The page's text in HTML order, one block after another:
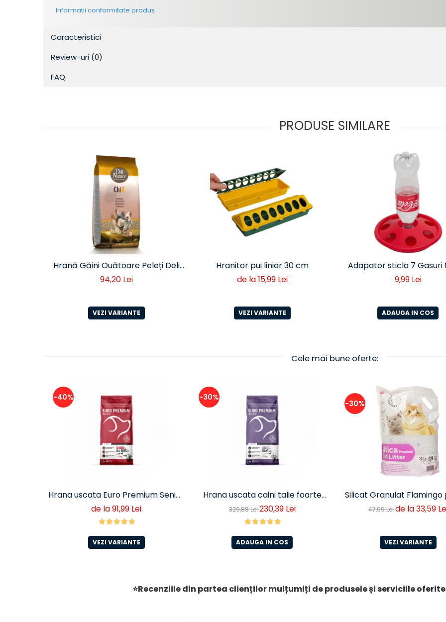
Informatii conformitate produs
Caracteristici
Review-uri (0)
FAQ
PRODUSE SIMILARE
Hrană Găini Ouătoare Peleți Deli
Nature 20 kg
94,20 Lei
VEZI VARIANTE
Hranitor pui liniar 30 cm
de la 15,99 Lei
VEZI VARIANTE
Adapator sticla 7 Gasuri
9,99 Lei
ADAUGA IN COS
Cele mai bune oferte:
-40%
Hrana uscata Euro Premium Senior
Miel si Orez
de la 91,99 Lei
VEZI VARIANTE
-30%
Hrana uscata caini talie foarte
mare Euro Premium Giant Adult
pui si orez 15 Kg
329,88 Lei230,39 Lei
ADAUGA IN COS
-30%
Silicat Granulat
Litieră Pisici
47,99 Leide la 33,59
VEZI VARIANTE
⭐Recenziile din partea clienților mulțumiți de produsele și serviciile